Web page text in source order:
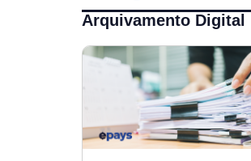
Arquivamento Digital